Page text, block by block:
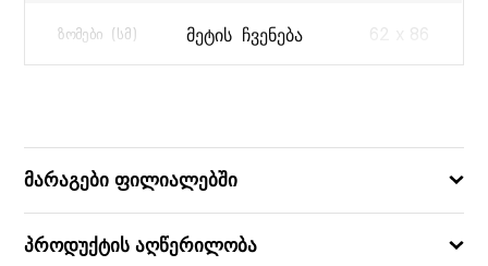
ᲖᲝᲛᲔᲑᲘ (ᲡᲛ) 62 x 86
ᲛᲔᲢᲘᲡ ᲩᲕᲔᲜᲔᲑᲐ
მარაგები ფილიალებში
პროდუქტის აღწერილობა